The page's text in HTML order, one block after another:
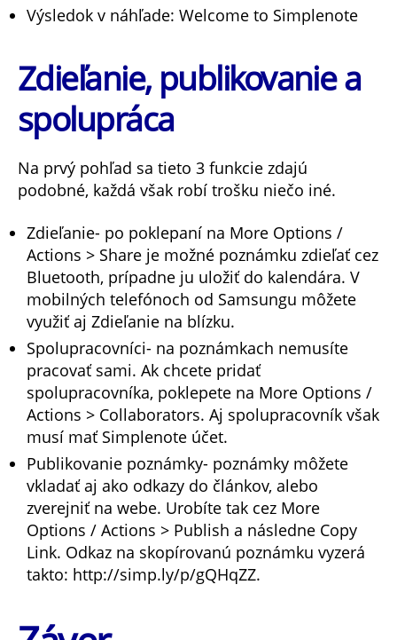
Výsledok v náhľade: Welcome to Simplenote
Zdieľanie, publikovanie a
spolupráca
Na prvý pohľad sa tieto 3 funkcie zdajú
podobné, každá však robí trošku niečo iné.
Zdieľanie- po poklepaní na More Options /
Actions > Share je možné poznámku zdieľať cez
Bluetooth, prípadne ju uložiť do kalendára. V
mobilných telefónoch od Samsungu môžete
využiť aj Zdieľanie na blízku.
Spolupracovníci- na poznámkach nemusíte
pracovať sami. Ak chcete pridať
spolupracovníka, poklepete na More Options /
Actions > Collaborators. Aj spolupracovník však
musí mať Simplenote účet.
Publikovanie poznámky- poznámky môžete
vkladať aj ako odkazy do článkov, alebo
zverejniť na webe. Urobíte tak cez More
Options / Actions > Publish a následne Copy
Link. Odkaz na skopírovanú poznámku vyzerá
takto: http://simp.ly/p/gQHqZZ.